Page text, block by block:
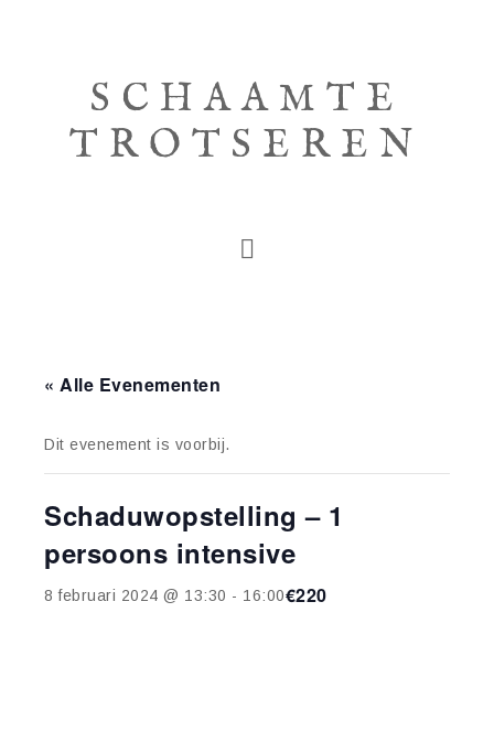
SCHAAMTE
TROTSEREN
« Alle Evenementen
Dit evenement is voorbij.
Schaduwopstelling – 1
persoons intensive
8 februari 2024 @ 13:30 - 16:00€220